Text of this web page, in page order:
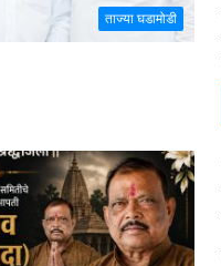
ताज्या घडामोडी